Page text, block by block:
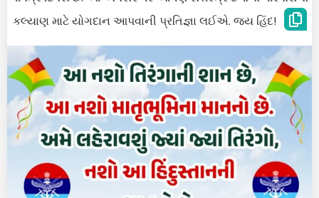
કલ્યાણ માટે યોગદાન આપવાની પ્રતિજ્ઞા લઈએ. જય હિંદ!